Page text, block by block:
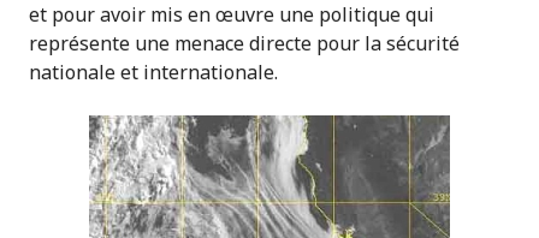
et pour avoir mis en œuvre une politique qui
représente une menace directe pour la sécurité
nationale et internationale.